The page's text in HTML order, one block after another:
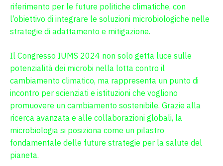
riferimento per le future politiche climatiche, con
l’obiettivo di integrare le soluzioni microbiologiche nelle
strategie di adattamento e mitigazione.
Il Congresso IUMS 2024 non solo getta luce sulle
potenzialità dei microbi nella lotta contro il
cambiamento climatico, ma rappresenta un punto di
incontro per scienziati e istituzioni che vogliono
promuovere un cambiamento sostenibile. Grazie alla
ricerca avanzata e alle collaborazioni globali, la
microbiologia si posiziona come un pilastro
fondamentale delle future strategie per la salute del
pianeta.